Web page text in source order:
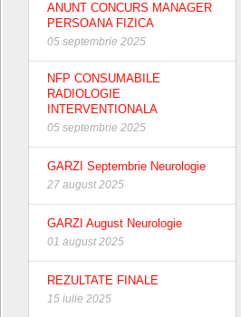
ANUNT CONCURS MANAGER
PERSOANA FIZICA
05 septembrie 2025
NFP CONSUMABILE
RADIOLOGIE
INTERVENTIONALA
05 septembrie 2025
GARZI Septembrie Neurologie
27 august 2025
GARZI August Neurologie
01 august 2025
REZULTATE FINALE
15 iulie 2025